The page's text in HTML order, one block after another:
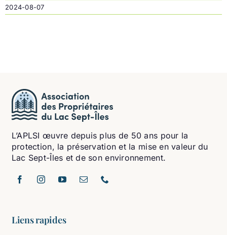
2024-08-07
L’APLSI œuvre depuis plus de 50 ans pour la
protection, la préservation et la mise en valeur du
Lac Sept-Îles et de son environnement.
Liens rapides